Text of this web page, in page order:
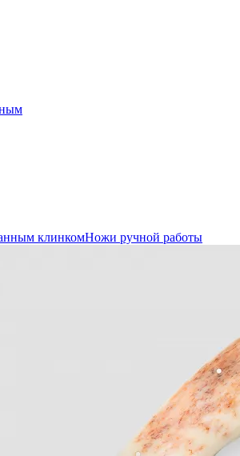
клинкомНожи ручной работы